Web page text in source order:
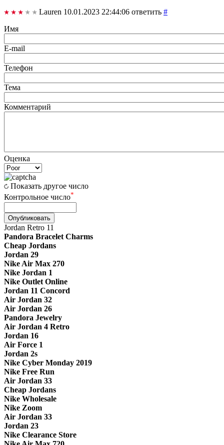
Lauren 10.01.2023 22:44:06 ответить #
Имя
E-mail
Телефон
Тема
Комментарий
Оценка
Показать другое число
Контрольное число*
Опубликовать
Jordan Retro 11
Pandora Bracelet Charms
Cheap Jordans
Jordan 29
Nike Air Max 270
Nike Jordan 1
Nike Outlet Online
Jordan 11 Concord
Air Jordan 32
Air Jordan 26
Pandora Jewelry
Air Jordan 4 Retro
Jordan 16
Air Force 1
Jordan 2s
Nike Cyber Monday 2019
Nike Free Run
Air Jordan 33
Cheap Jordans
Nike Wholesale
Nike Zoom
Air Jordan 33
Jordan 23
Nike Clearance Store